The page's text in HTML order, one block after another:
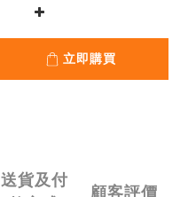
立即購買
送貨及付
顧客評價